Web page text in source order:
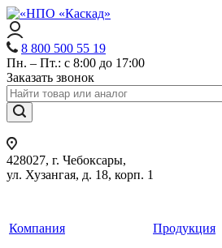
8 800 500 55 19
Пн. – Пт.: с 8:00 до 17:00
Заказать звонок
428027, г. Чебоксары,
ул. Хузангая, д. 18, корп. 1
Компания
Продукция